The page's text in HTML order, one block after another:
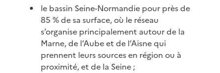
le bassin Seine-Normandie pour près de
85 % de sa surface, où le réseau
s’organise principalement autour de la
Marne, de l’Aube et de l’Aisne qui
prennent leurs sources en région ou à
proximité, et de la Seine ;